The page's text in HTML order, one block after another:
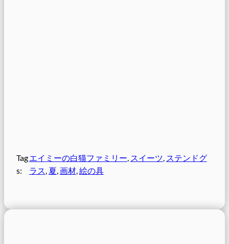
Tag
s:
エイミーの白猫ファミリー, スイーツ, ステンドグ
ラス, 夏, 画材, 絵の具